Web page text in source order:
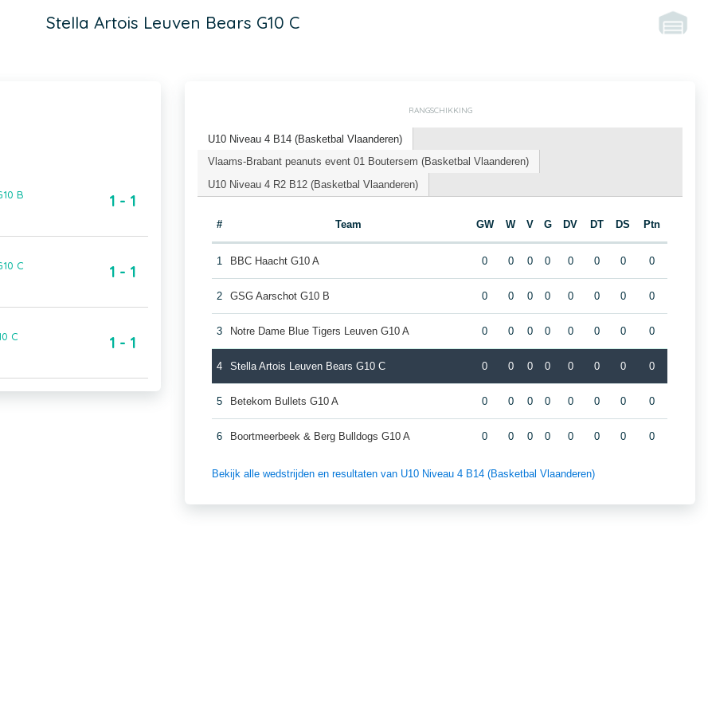
Stella Artois Leuven Bears G10 C
B 1 - 1
C 1 - 1
C 1 - 1
RANGSCHIKKING
U10 Niveau 4 B14 (Basketbal Vlaanderen)
Vlaams-Brabant peanuts event 01 Boutersem (Basketbal Vlaanderen)
U10 Niveau 4 R2 B12 (Basketbal Vlaanderen)
# Team GW W V G DV DT DS Ptn
1 BBC Haacht G10 A 0 0 0 0 0 0 0 0
2 GSG Aarschot G10 B 0 0 0 0 0 0 0 0
3 Notre Dame Blue Tigers Leuven G10 A 0 0 0 0 0 0 0 0
4 Stella Artois Leuven Bears G10 C 0 0 0 0 0 0 0 0
5 Betekom Bullets G10 A 0 0 0 0 0 0 0 0
6 Boortmeerbeek & Berg Bulldogs G10 A 0 0 0 0 0 0 0 0
Bekijk alle wedstrijden en resultaten van U10 Niveau 4 B14 (Basketbal Vlaanderen)